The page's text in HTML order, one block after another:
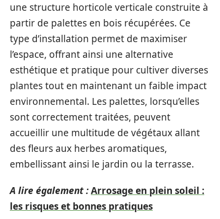
une structure horticole verticale construite à
partir de palettes en bois récupérées. Ce
type d’installation permet de maximiser
l’espace, offrant ainsi une alternative
esthétique et pratique pour cultiver diverses
plantes tout en maintenant un faible impact
environnemental. Les palettes, lorsqu’elles
sont correctement traitées, peuvent
accueillir une multitude de végétaux allant
des fleurs aux herbes aromatiques,
embellissant ainsi le jardin ou la terrasse.
A lire également :Arrosage en plein soleil :
les risques et bonnes pratiques